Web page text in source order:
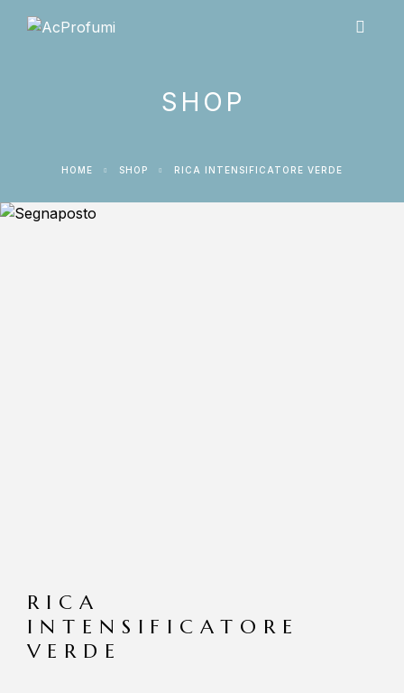
SHOP
HOME SHOP RICA INTENSIFICATORE VERDE
RICA
INTENSIFICATORE
VERDE